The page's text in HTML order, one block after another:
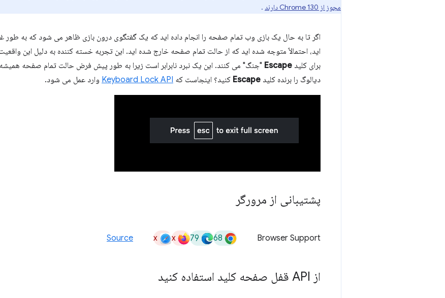
مجوز از Chrome 130 دارند
.
اگر تا به حال یک بازی وب تمام صفحه را انجام داده اید که یک گفتگوی درون بازی ظاهر می شود که به طور
اید، احتمالاً متوجه شده اید که از حالت تمام صفحه خارج شده اید. این تجربه خسته کننده به دلیل این
برای کلید Escape "جنگ" می کنند. این یک نبرد نابرابر است زیرا به طور پیش فرض حالت تمام صفحه همیشه
دیالوگ را برنده کلید Escape کنید؟ اینجاست که Keyboard Lock API وارد عمل می شود.
پشتیبانی از مرورگر
Browser Support
68
79
x
x
Source
از API قفل صفحه کلید استفاده کنید